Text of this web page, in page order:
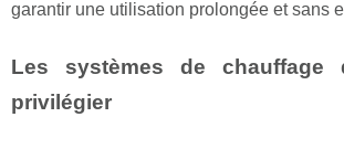
garantir une utilisation prolongée et sans
Les systèmes de chauffage
privilégier